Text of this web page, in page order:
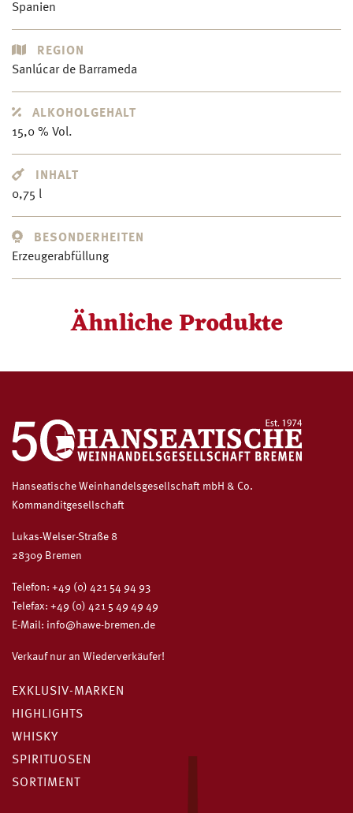
Spanien
REGION
Sanlúcar de Barrameda
ALKOHOLGEHALT
15,0 % Vol.
INHALT
0,75 l
BESONDERHEITEN
Erzeugerabfüllung
Ähnliche Produkte
Hanseatische Weinhandelsgesellschaft mbH & Co.
Kommanditgesellschaft
Lukas-Welser-Straße 8
28309 Bremen
Telefon: +49 (0) 421 54 94 93
Telefax: +49 (0) 421 5 49 49 49
E-Mail: info@hawe-bremen.de
Verkauf nur an Wiederverkäufer!
EXKLUSIV-MARKEN
HIGHLIGHTS
WHISKY
SPIRITUOSEN
SORTIMENT